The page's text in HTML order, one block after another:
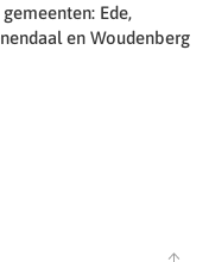
Ede,
en Woudenberg